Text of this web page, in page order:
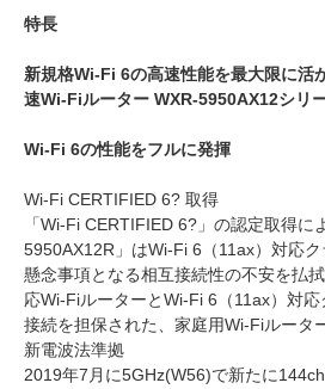
特長
新規格Wi-Fi 6の高速性能を最大限に活
速Wi-Fiルーター WXR-5950AX12シリ
Wi-Fi 6の性能をフルに発揮
Wi-Fi CERTIFIED 6? 取得
「Wi-Fi CERTIFIED 6?」の認定取得に
5950AX12R」はWi-Fi 6（11ax）対応
懸念事項となる相互接続性の不安を払
応Wi-FiルーターとWi-Fi 6（11ax）対
接続を担保された、家庭用Wi-Fiルータ
新電波法準拠
2019年7月に5GHz(W56)で新たに